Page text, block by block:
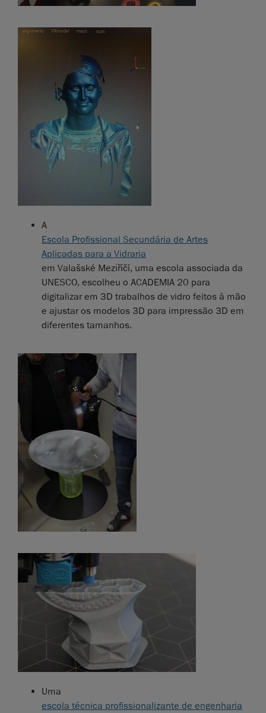
A
Escola Profissional Secundária de Artes
Aplicadas para a Vidraria
em Valašské Meziříčí, uma escola associada da
UNESCO, escolheu o ACADEMIA 20 para
digitalizar em 3D trabalhos de vidro feitos à mão
e ajustar os modelos 3D para impressão 3D em
diferentes tamanhos.
Uma
escola técnica profissionalizante de engenharia